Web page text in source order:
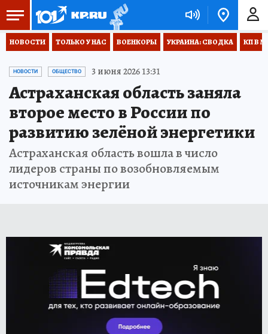
НОВОСТИ ТОЛЬКО У НАС ВОЕНКОРЫ УКРАИНА: СВОДКА КП В
НОВОСТИ ОБЩЕСТВО 3 июня 2026 13:31
Астраханская область заняла
второе место в России по
развитию зелёной энергетики
Астраханская область вошла в число
лидеров страны по возобновляемым
источникам энергии